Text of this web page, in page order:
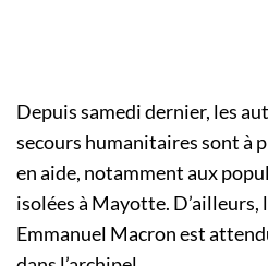
Depuis samedi dernier, les
secours humanitaires sont à
en aide, notamment aux
isolées à Mayotte.
Emmanuel Macron est